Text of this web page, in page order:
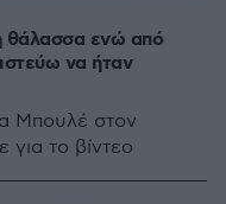
θάλασσα ενώ από
να ήταν
Μπουλέ στον
το βίντεο